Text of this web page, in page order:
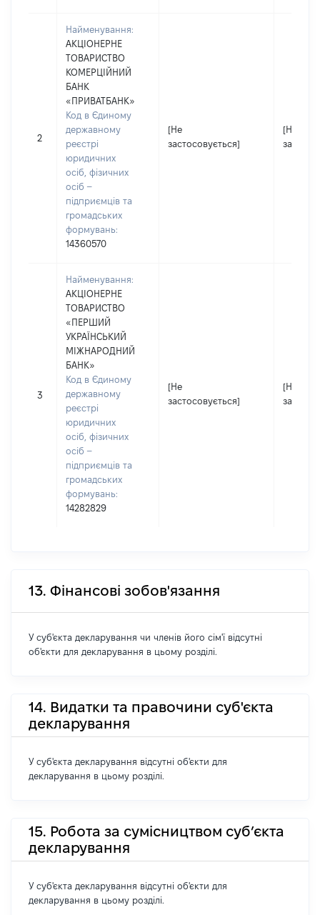
2
Найменування:
АКЦІОНЕРНЕ
ТОВАРИСТВО
КОМЕРЦІЙНИЙ
БАНК
«ПРИВАТБАНК»
Код в Єдиному
державному
реєстрі
юридичних
осіб, фізичних
осіб –
підприємців та
громадських
формувань:
14360570
[Не
застосовується]
[Не
3
Найменування:
АКЦІОНЕРНЕ
ТОВАРИСТВО
«ПЕРШИЙ
УКРАЇНСЬКИЙ
МІЖНАРОДНИЙ
БАНК»
Код в Єдиному
державному
реєстрі
юридичних
осіб, фізичних
осіб –
підприємців та
громадських
формувань:
14282829
[Не
застосовується]
[Не
13. Фінансові зобов'язання
У суб'єкта декларування чи членів його сім'ї відсутні
об'єкти для декларування в цьому розділі.
14. Видатки та правочини суб'єкта
декларування
У суб'єкта декларування відсутні об'єкти для
декларування в цьому розділі.
15. Робота за сумісництвом суб’єкта
декларування
У суб'єкта декларування відсутні об'єкти для
декларування в цьому розділі.